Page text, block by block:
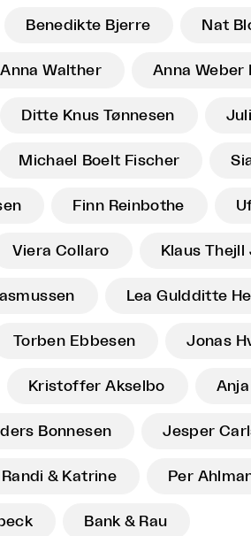
Benedikte Bjerre Nat
Anna Walther Anna Weber
Ditte Knus Tønnesen
Michael Boelt Fischer
Finn Reinbothe
Viera Collaro Klaus Thejll
Lea Guldditte
Torben Ebbesen Jonas
Kristoffer Akselbo
Bonnesen Jesper
Randi & Katrine Per
Bank & Rau